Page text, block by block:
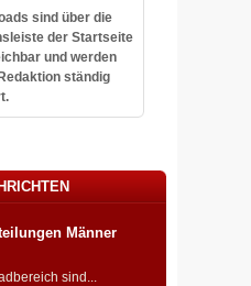
sind über die
der Startseite
und werden
ständig
Männer
sind...